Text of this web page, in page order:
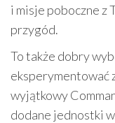
i misje poboczne z
przygód.
To także dobry
eksperymentować
wyjątkowy
dodane jednostki